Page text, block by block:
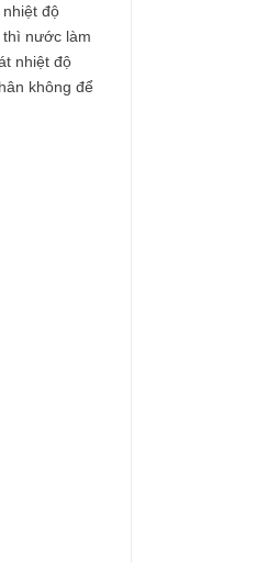
độ
thì nước làm
nhiệt độ
không để